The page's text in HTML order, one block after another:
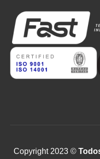
Copyright 2023 ©